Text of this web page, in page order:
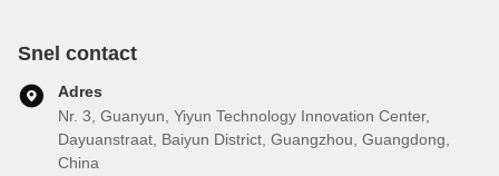
Snel contact
Adres
Nr. 3, Guanyun, Yiyun Technology Innovation Center,
Dayuanstraat, Baiyun District, Guangzhou, Guangdong,
China